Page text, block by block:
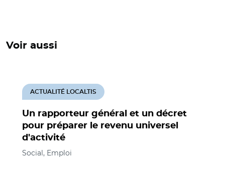
Voir aussi
Un rapporteur général et un décret
pour préparer le revenu universel
d'activité
ACTUALITÉ LOCALTIS
Social, Emploi